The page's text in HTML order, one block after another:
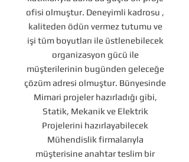
ofisi olmuştur. Deneyimli kadrosu ,
kaliteden ödün vermez tutumu ve
işi tüm boyutları ile üstlenebilecek
organizasyon gücü ile
müşterilerinin bugünden geleceğe
çözüm adresi olmuştur. Bünyesinde
Mimari projeler hazırladığı gibi,
Statik, Mekanik ve Elektrik
Projelerini hazırlayabilecek
Mühendislik firmalarıyla
müşterisine anahtar teslim bir